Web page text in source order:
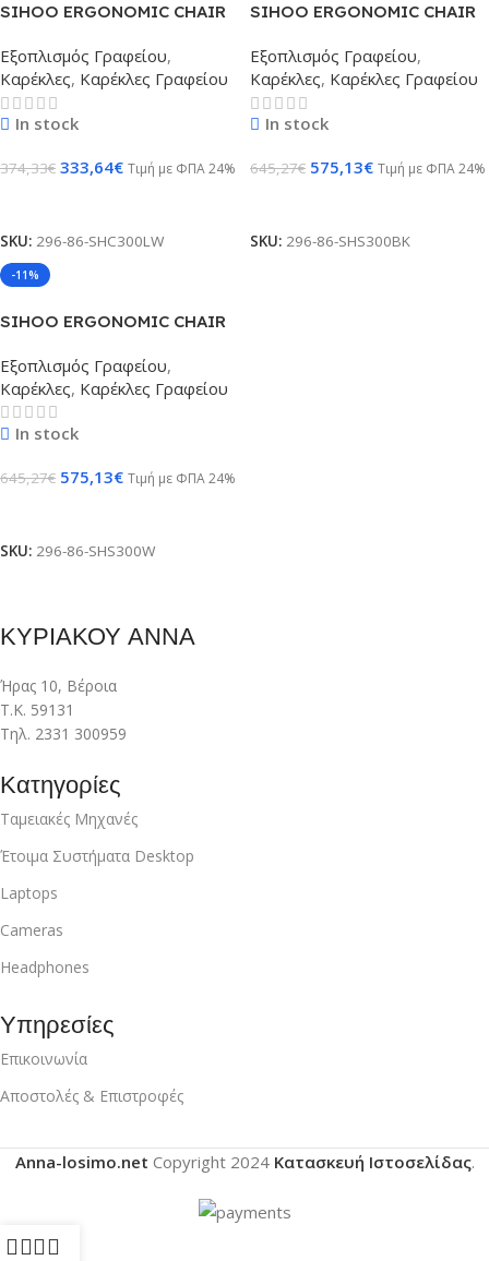
SIHOO ERGONOMIC CHAIR
Εξοπλισμός Γραφείου,
Καρέκλες, Καρέκλες Γραφείου
In stock
374,33€ 333,64€ Τιμή με ΦΠΑ 24%
SKU: 296-86-SHC300LW
SIHOO ERGONOMIC CHAIR
Εξοπλισμός Γραφείου,
Καρέκλες, Καρέκλες Γραφείου
In stock
645,27€ 575,13€ Τιμή με ΦΠΑ 24%
SKU: 296-86-SHS300BK
-11%
SIHOO ERGONOMIC CHAIR
Εξοπλισμός Γραφείου,
Καρέκλες, Καρέκλες Γραφείου
In stock
645,27€ 575,13€ Τιμή με ΦΠΑ 24%
SKU: 296-86-SHS300W
ΚΥΡΙΑΚΟΥ ΑΝΝΑ
Ήρας 10, Βέροια
Τ.Κ. 59131
Τηλ. 2331 300959
Κατηγορίες
Ταμειακές Μηχανές
Έτοιμα Συστήματα Desktop
Laptops
Cameras
Headphones
Υπηρεσίες
Επικοινωνία
Αποστολές & Επιστροφές
Anna-losimo.net Copyright2024 Κατασκευή Ιστοσελίδας.